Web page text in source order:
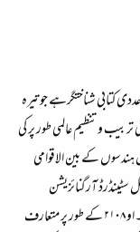
کتابی شناختگرہے جو تیرہ
وتنظیم عالمی طور پر کی
کے بین الاقوامی
سٹینڈرڈ آرگنائزیشن
نے ۱۹۷۰ء میں بنایا اور اسے بطور بین الاقوامی معیاریا آئی ۔ایس۔او ۲۱۰۸ کے طور پر متعارف